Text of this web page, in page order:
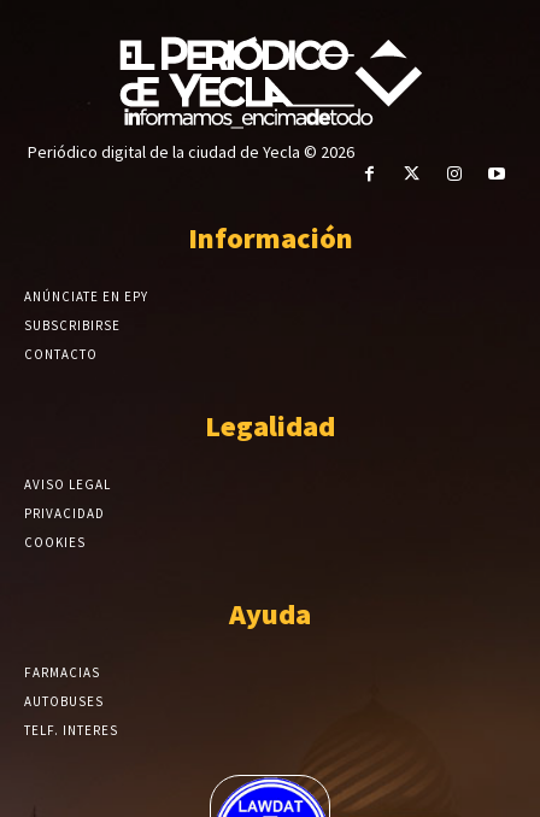
Periódico digital de la ciudad de Yecla © 2026
Información
ANÚNCIATE EN EPY
SUBSCRIBIRSE
CONTACTO
Legalidad
AVISO LEGAL
PRIVACIDAD
COOKIES
Ayuda
FARMACIAS
AUTOBUSES
TELF. INTERES